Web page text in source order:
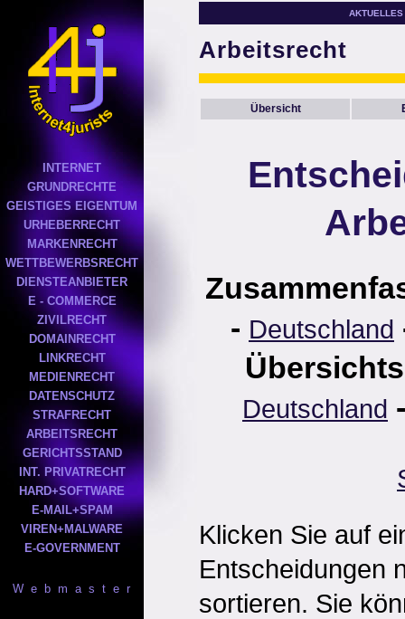
INTERNET
GRUNDRECHTE
GEISTIGES EIGENTUM
URHEBERRECHT
MARKENRECHT
WETTBEWERBSRECHT
DIENSTEANBIETER
E - COMMERCE
ZIVILRECHT
DOMAINRECHT
LINKRECHT
MEDIENRECHT
DATENSCHUTZ
STRAFRECHT
ARBEITSRECHT
GERICHTSSTAND
INT. PRIVATRECHT
HARD+SOFTWARE
E-MAIL+SPAM
VIREN+MALWARE
E-GOVERNMENT
W e b m a s t e r
AKTUELLES
Arbeitsrecht
Übersicht
- Deutschland
Deutschland
Klicken Sie auf
Entscheidungen
sortieren. Sie